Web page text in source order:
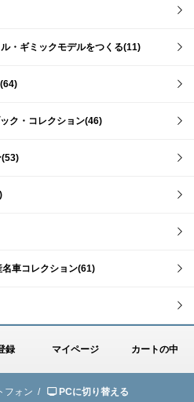
・ギミックモデルをつくる(11)
ク・コレクション(46)
(53)
車コレクション(61)
録 マイページ カートの中
フォン / PCに切り替える